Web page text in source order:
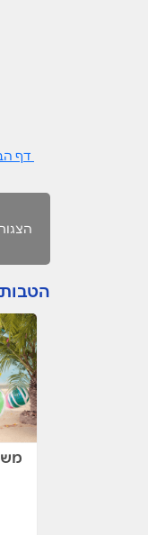
דף